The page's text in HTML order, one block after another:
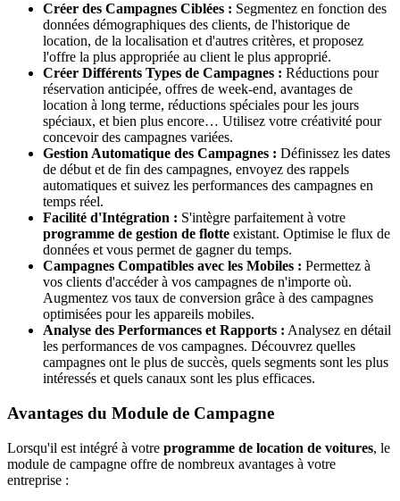
Créer des Campagnes Ciblées : Segmentez en fonction des
données démographiques des clients, de l'historique de
location, de la localisation et d'autres critères, et proposez
l'offre la plus appropriée au client le plus approprié.
Créer Différents Types de Campagnes : Réductions pour
réservation anticipée, offres de week-end, avantages de
location à long terme, réductions spéciales pour les jours
spéciaux, et bien plus encore… Utilisez votre créativité pour
concevoir des campagnes variées.
Gestion Automatique des Campagnes : Définissez les dates
de début et de fin des campagnes, envoyez des rappels
automatiques et suivez les performances des campagnes en
temps réel.
Facilité d'Intégration : S'intègre parfaitement à votre
programme de gestion de flotte existant. Optimise le flux de
données et vous permet de gagner du temps.
Campagnes Compatibles avec les Mobiles : Permettez à
vos clients d'accéder à vos campagnes de n'importe où.
Augmentez vos taux de conversion grâce à des campagnes
optimisées pour les appareils mobiles.
Analyse des Performances et Rapports : Analysez en détail
les performances de vos campagnes. Découvrez quelles
campagnes ont le plus de succès, quels segments sont les plus
intéressés et quels canaux sont les plus efficaces.
Avantages du Module de Campagne
Lorsqu'il est intégré à votre programme de location de voitures, le
module de campagne offre de nombreux avantages à votre
entreprise :